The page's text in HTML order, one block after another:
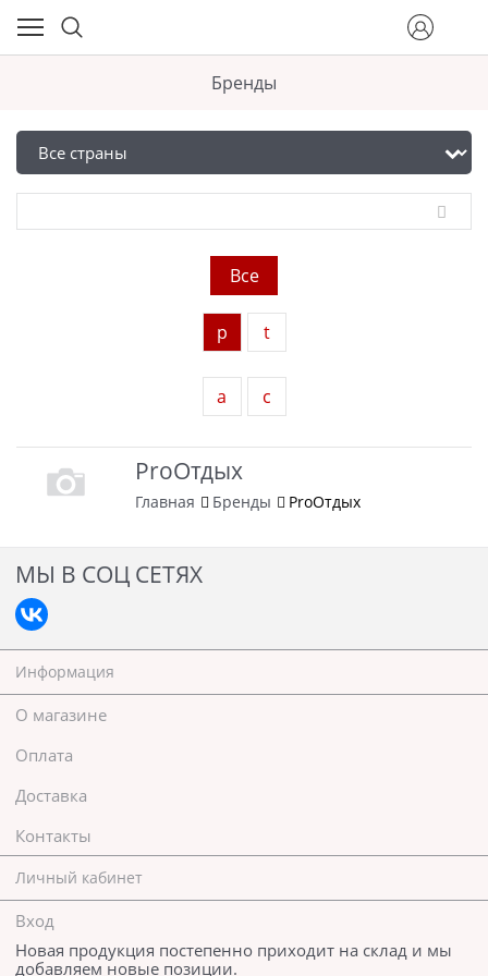
Бренды
Все
p t
а с
ProОтдых
Главная Бренды ProОтдых
МЫ В СОЦ СЕТЯХ
Информация
О магазине
Оплата
Доставка
Контакты
Личный кабинет
Вход
Новая продукция постепенно приходит на склад и мы
добавляем новые позиции.